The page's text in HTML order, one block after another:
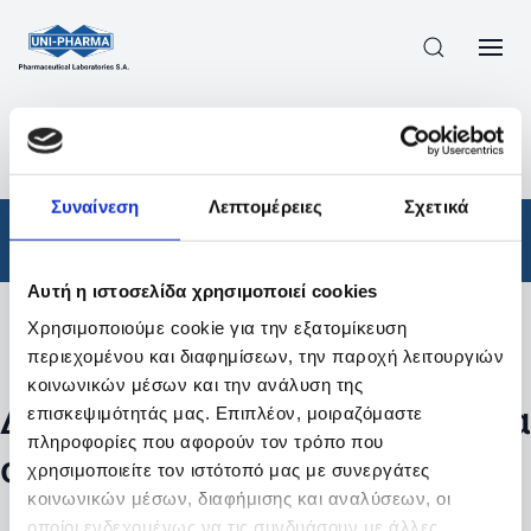
Συναίνεση Λεπτομέρειες Σχετικά
Αυτή η ιστοσελίδα χρησιμοποιεί cookies
Χρησιμοποιούμε cookie για την εξατομίκευση
περιεχομένου και διαφημίσεων, την παροχή λειτουργιών
κοινωνικών μέσων και την ανάλυση της
επισκεψιμότητάς μας. Επιπλέον, μοιραζόμαστε
πληροφορίες που αφορούν τον τρόπο που
χρησιμοποιείτε τον ιστότοπό μας με συνεργάτες
κοινωνικών μέσων, διαφήμισης και αναλύσεων, οι
οποίοι ενδεχομένως να τις συνδυάσουν με άλλες
ΠΡΟΪΟΝΤΑ
ΑΠΟΤΕΛΕΣΜΑΤΑ ΑΝΑΖΗΤΗΣΗΣ
Φάρμακα
Φίλτρα
Δεν βρέθηκαν προϊόντα με τα
συγκεκριμένα φίλτρα